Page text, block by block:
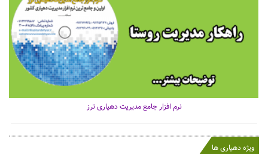
نرم افزار جامع مدیریت دهیاری ترز
ویژه دهیاری ها